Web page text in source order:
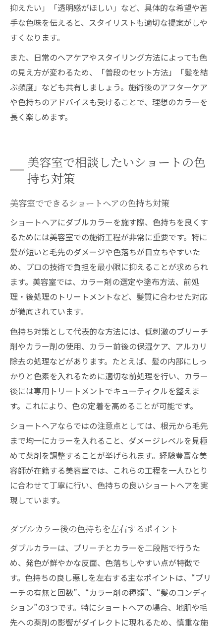
抑えたい」「透明感がほしい」など、具体的な希望や苦
手な色味を伝えると、スタイリストも適切な提案がしや
すくなります。
また、日常のヘアケアやスタイリング方法によっても色
の見え方が変わるため、「普段のセット方法」「髪を結
ぶ頻度」なども共有しましょう。施術後のアフターケア
や色持ちのアドバイスも受けることで、理想のカラーを
長く楽しめます。
美容室で相談したいショートの色
持ち対策
美容室でできるショートヘアの色持ち対策
ショートヘアにダブルカラーを施す際、色持ちを良くす
るためには美容室での施術工程が非常に重要です。特に
髪が短いと毛先のダメージや色落ちが目立ちやすいた
め、プロの技術で負担を最小限に抑えることが求められ
ます。美容室では、カラー剤の選定や塗布方法、前処
理・後処理のトリートメントなど、髪質に合わせた対応
が徹底されています。
色持ち対策として代表的な方法には、低刺激のブリーチ
剤やカラー剤の使用、カラー前後の保湿ケア、アルカリ
除去の処理などがあります。たとえば、髪の内部にしっ
かりと色素を入れるために適切な前処理を行い、カラー
後には専用トリートメントでキューティクルを整えま
す。これにより、色の定着を高めることが可能です。
ショートヘアならではの注意点としては、根元から毛先
まで均一にカラーを入れること、ダメージレベルを見極
めて薬剤を調整することが挙げられます。経験豊富な美
容師が在籍する美容室では、これらの工程を一人ひとり
に合わせて丁寧に行い、色持ちの良いショートヘアを実
現しています。
ダブルカラー後の色持ちを左右するポイント
ダブルカラーは、ブリーチとカラーを二段階で行うた
め、発色が鮮やかな反面、色落ちしやすい点が特徴で
す。色持ちの良し悪しを左右する主なポイントは、“ブリ
ーチの有無と回数”、“カラー剤の種類”、“髪のコンディ
ション”の3つです。特にショートヘアの場合、地肌や毛
先への薬剤の影響がダイレクトに現れるため、慎重な施